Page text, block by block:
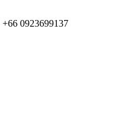
+66 0923699137